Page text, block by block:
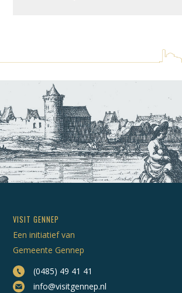
VISIT GENNEP
Een initiatief van
Gemeente Gennep
(0485) 49 41 41
info@visitgennep.nl